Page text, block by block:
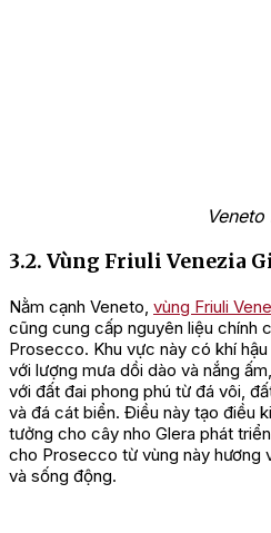
3.2. Vùng Friuli Venezia
Nằm cạnh Veneto, vùng Friuli
cũng cung cấp nguyên liệu chính
Prosecco. Khu vực này có khí hậu
với lượng mưa dồi dào và nắng
với đất đai phong phú từ đá vôi,
và đá cát biển. Điều này tạo điều
tưởng cho cây nho Glera phát
cho Prosecco từ vùng này hương
và sống động.